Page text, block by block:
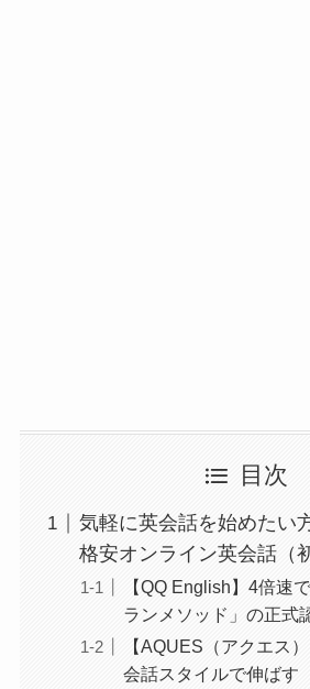
目次
気軽に英会話を始めたい
格安オンライン英会話（
【QQ English】4倍速
ランメソッド」の正式
【AQUES（アクエス
会話スタイルで伸ばす